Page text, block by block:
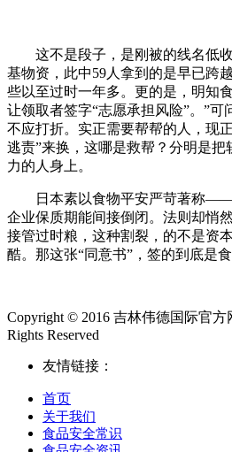
这不是段子，是刚被的线名低收
基物资，此中59人拿到的是早已跨
些以至过时一年多。更的是，明知
让领取者签字“志愿承担风险”。”可
不应打折。实正需要帮帮的人，现
逃责”来换，这哪是救帮？分明是
力的人身上。
日本素以食物平安严苛著称——
企业保质期能间接倒闭。法则却悄
接管过时粮，这种割裂，的不是资
酷。那这张“同意书”，签的到底是
Copyright © 2016 吉林伟德国际官
Rights Reserved
友情链接：
首页
关于我们
食品安全常识